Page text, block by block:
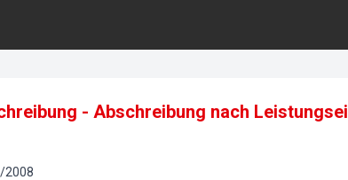
- Abschreibung nach
/2008